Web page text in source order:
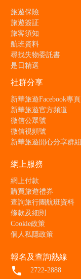
旅遊保險
旅遊簽証
旅客須知
航班資料
尋找失物委託書
是日精選
社群分享
新華旅遊Facebook專頁
新華旅遊官方頻道
微信公眾號
微信視頻號
新華旅遊開心分享群組
網上服務
網上付款
購買旅遊禮券
查詢旅行團航班資料
條款及細則
Cookie政策
個人私隱政策
報名及查詢熱線
local_phone 2722-2888